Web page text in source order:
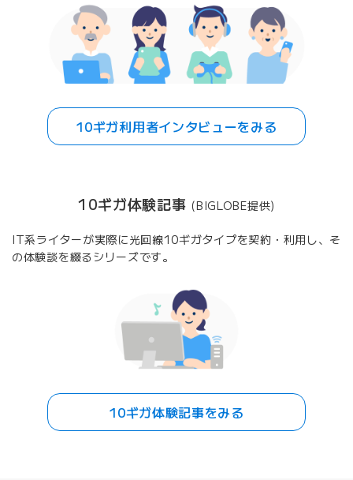
10ギガ利用者インタビューをみる
10ギガ体験記事 (BIGLOBE提供)
IT系ライターが実際に光回線10ギガタイプを契約・利用し、そ
の体験談を綴るシリーズです。
10ギガ体験記事をみる